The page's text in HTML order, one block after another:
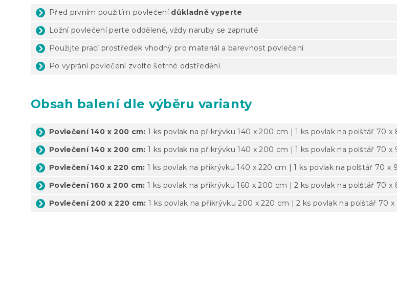
Před prvním použitím povlečení důkladně vyperte
Ložní povlečení perte odděleně, vždy naruby se zapnuté
Použijte prací prostředek vhodný pro materiál a barevnost povlečení
Po vyprání povlečení zvolte šetrné odstředění
Obsah balení dle výběru varianty
Povlečení 140 x 200 cm: 1 ks povlak na přikrývku 140 x 200 cm | 1 ks povlak na polštář 70 x
Povlečení 140 x 200 cm: 1 ks povlak na přikrývku 140 x 200 cm | 1 ks povlak na polštář 70 x
Povlečení 140 x 220 cm: 1 ks povlak na přikrývku 140 x 220 cm | 1 ks povlak na polštář 70 x
Povlečení 160 x 200 cm: 1 ks povlak na přikrývku 160 x 200 cm | 2 ks povlak na polštář 70 x
Povlečení 200 x 220 cm: 1 ks povlak na přikrývku 200 x 220 cm | 2 ks povlak na polštář 70